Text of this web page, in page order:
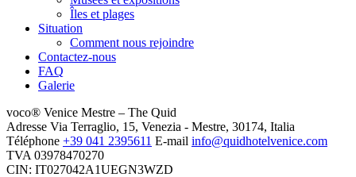
Îles et plages
Situation
Comment nous rejoindre
Contactez-nous
FAQ
Galerie
voco® Venice Mestre – The Quid
Adresse Via Terraglio, 15, Venezia - Mestre, 30174, Italia
Téléphone +39 041 2395611 E-mail info@quidhotelvenice.com
TVA 03978470270
CIN: IT027042A1UEGN3WZD